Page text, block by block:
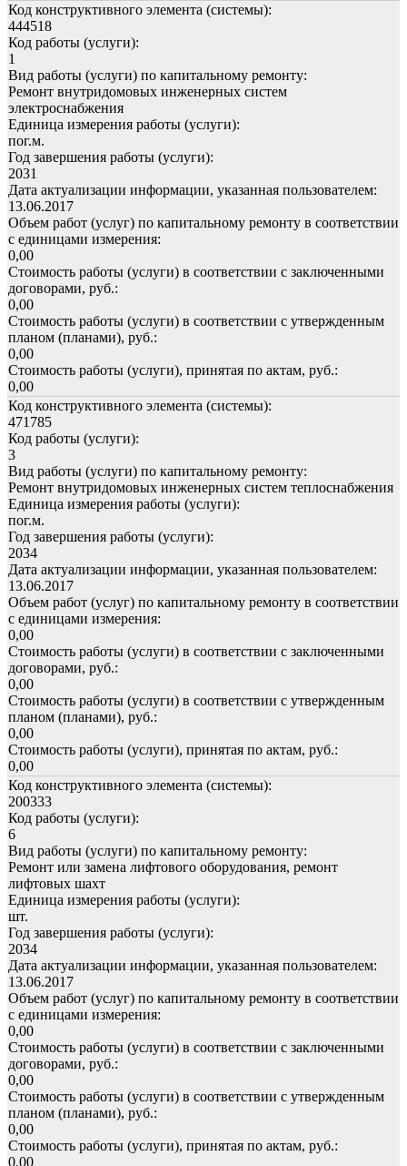
Код конструктивного элемента (системы):
444518
Код работы (услуги):
1
Вид работы (услуги) по капитальному ремонту:
Ремонт внутридомовых инженерных систем
электроснабжения
Единица измерения работы (услуги):
пог.м.
Год завершения работы (услуги):
2031
Дата актуализации информации, указанная пользователем:
13.06.2017
Объем работ (услуг) по капитальному ремонту в соответствии
с единицами измерения:
0,00
Стоимость работы (услуги) в соответствии с заключенными
договорами, руб.:
0,00
Стоимость работы (услуги) в соответствии с утвержденным
планом (планами), руб.:
0,00
Стоимость работы (услуги), принятая по актам, руб.:
0,00
Код конструктивного элемента (системы):
471785
Код работы (услуги):
3
Вид работы (услуги) по капитальному ремонту:
Ремонт внутридомовых инженерных систем теплоснабжения
Единица измерения работы (услуги):
пог.м.
Год завершения работы (услуги):
2034
Дата актуализации информации, указанная пользователем:
13.06.2017
Объем работ (услуг) по капитальному ремонту в соответствии
с единицами измерения:
0,00
Стоимость работы (услуги) в соответствии с заключенными
договорами, руб.:
0,00
Стоимость работы (услуги) в соответствии с утвержденным
планом (планами), руб.:
0,00
Стоимость работы (услуги), принятая по актам, руб.:
0,00
Код конструктивного элемента (системы):
200333
Код работы (услуги):
6
Вид работы (услуги) по капитальному ремонту:
Ремонт или замена лифтового оборудования, ремонт
лифтовых шахт
Единица измерения работы (услуги):
шт.
Год завершения работы (услуги):
2034
Дата актуализации информации, указанная пользователем:
13.06.2017
Объем работ (услуг) по капитальному ремонту в соответствии
с единицами измерения:
0,00
Стоимость работы (услуги) в соответствии с заключенными
договорами, руб.:
0,00
Стоимость работы (услуги) в соответствии с утвержденным
планом (планами), руб.:
0,00
Стоимость работы (услуги), принятая по актам, руб.:
0,00